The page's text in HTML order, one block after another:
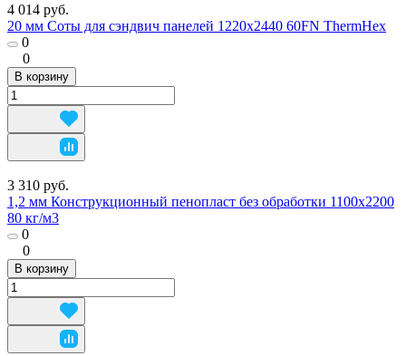
4 014 руб.
20 мм Соты для сэндвич панелей 1220х2440 60FN ThermHex
0
0
В корзину
3 310 руб.
1,2 мм Конструкционный пенопласт без обработки 1100х2200
80 кг/м3
0
0
В корзину